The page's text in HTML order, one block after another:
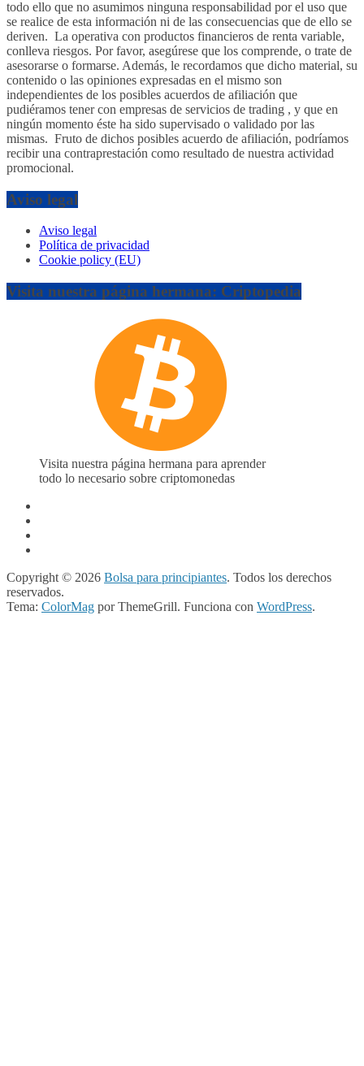
todo ello que no asumimos ninguna responsabilidad por el uso que
se realice de esta información ni de las consecuencias que de ello se
deriven. La operativa con productos financieros de renta variable,
conlleva riesgos. Por favor, asegúrese que los comprende, o trate de
asesorarse o formarse. Además, le recordamos que dicho material, su
contenido o las opiniones expresadas en el mismo son
independientes de los posibles acuerdos de afiliación que
pudiéramos tener con empresas de servicios de trading , y que en
ningún momento éste ha sido supervisado o validado por las
mismas. Fruto de dichos posibles acuerdo de afiliación, podríamos
recibir una contraprestación como resultado de nuestra actividad
promocional.
Aviso legal
Aviso legal
Política de privacidad
Cookie policy (EU)
Visita nuestra página hermana: Criptopedia
Visita nuestra página hermana para aprender
todo lo necesario sobre criptomonedas
Copyright © 2026 Bolsa para principiantes. Todos los derechos
reservados.
Tema: ColorMag por ThemeGrill. Funciona con WordPress.